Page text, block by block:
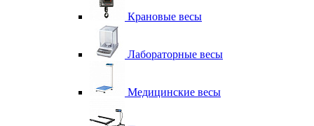
Крановые весы
Лабораторные весы
Медицинские весы